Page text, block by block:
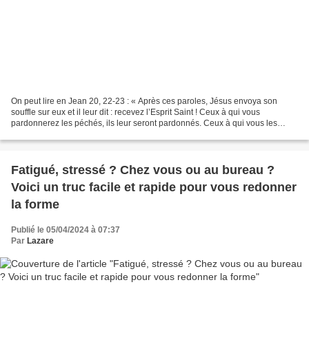
On peut lire en Jean 20, 22-23 : « Après ces paroles, Jésus envoya son
souffle sur eux et il leur dit : recevez l’Esprit Saint ! Ceux à qui vous
pardonnerez les péchés, ils leur seront pardonnés. Ceux à qui vous les
Fatigué, stressé ? Chez vous ou au bureau ?
Voici un truc facile et rapide pour vous redonner
la forme
Publié le 05/04/2024 à 07:37
Par Lazare